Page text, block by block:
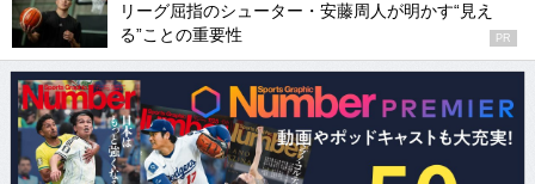
リーグ屈指のシューター・安藤周人が明かす“見え
る”ことの重要性
PR